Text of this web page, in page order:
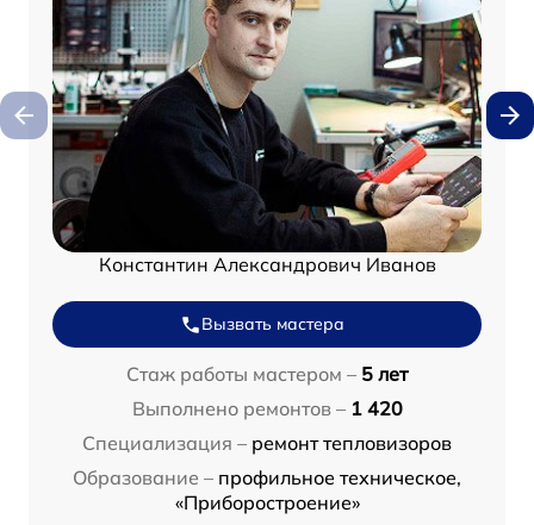
Константин Александрович Иванов
Вызвать мастера
Стаж работы мастером – 5 лет
Выполнено ремонтов – 1 420
Специализация – ремонт тепловизоров
Образование – профильное техническое,
«Приборостроение»